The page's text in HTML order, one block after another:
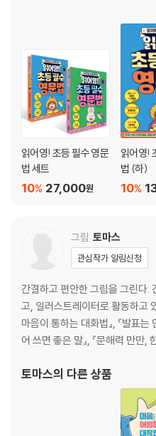
3. 미래 시제
실전 문제
Chapter 6. 문장은 다 같은 문장
1. 1형식과 2형식
2. 3형식과 4형식
3. 5형식
실전 문제
읽어영! 초등 필수 영문
법 세트
27,000원
10%
읽어영!
법 (하)
10%
그림 토마스
관심작가 알림신청
간결하고 편안한 그림을 그린다.
고, 일러스트레이터로 활동하고
마음이 통하는 대화법』, 『발표는
어 쓰면 좋은 말』, 『문해력 만만,
토마스의 다른 상품